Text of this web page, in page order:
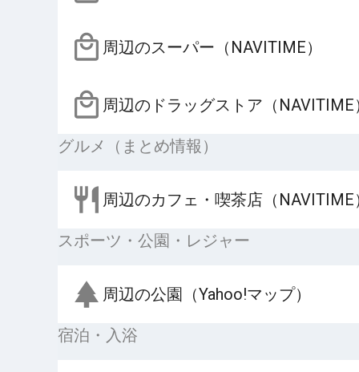
周辺のスーパー（NAVITIME）
周辺のドラッグストア（NAVITIME
グルメ（まとめ情報）
周辺のカフェ・喫茶店（NAVITIME
スポーツ・公園・レジャー
周辺の公園（Yahoo!マップ）
宿泊・入浴